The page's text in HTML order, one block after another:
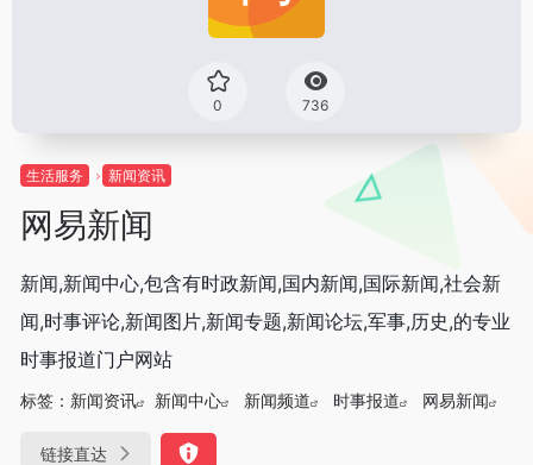
0 736
生活服务 新闻资讯
网易新闻
新闻,新闻中心,包含有时政新闻,国内新闻,国际新闻,社会新
闻,时事评论,新闻图片,新闻专题,新闻论坛,军事,历史,的专业
时事报道门户网站
标签： 新闻资讯 新闻中心 新闻频道 时事报道 网易新闻
链接直达